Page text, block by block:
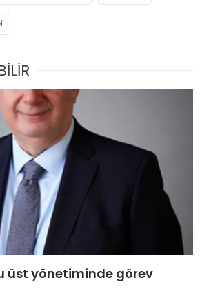
üst yönetiminde görev